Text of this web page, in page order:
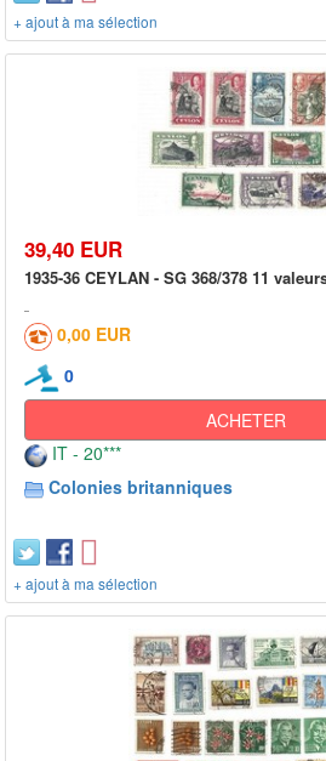
+ ajout à ma sélection
39,40 EUR
1935-36 CEYLAN - SG 368/378 11
0,00 EUR
0
ACHETER
IT - 20***
Colonies britanniques
+ ajout à ma sélection